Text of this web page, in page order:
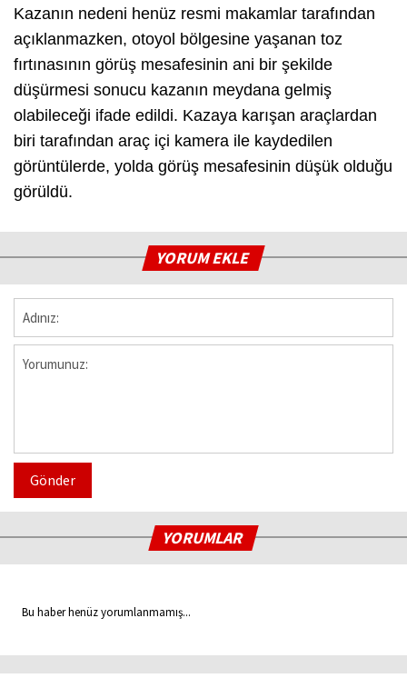
Kazanın nedeni henüz resmi makamlar tarafından
açıklanmazken, otoyol bölgesine yaşanan toz
fırtınasının görüş mesafesinin ani bir şekilde
düşürmesi sonucu kazanın meydana gelmiş
olabileceği ifade edildi. Kazaya karışan araçlardan
biri tarafından araç içi kamera ile kaydedilen
görüntülerde, yolda görüş mesafesinin düşük olduğu
görüldü.
YORUM EKLE
Gönder
YORUMLAR
Bu haber henüz yorumlanmamış...